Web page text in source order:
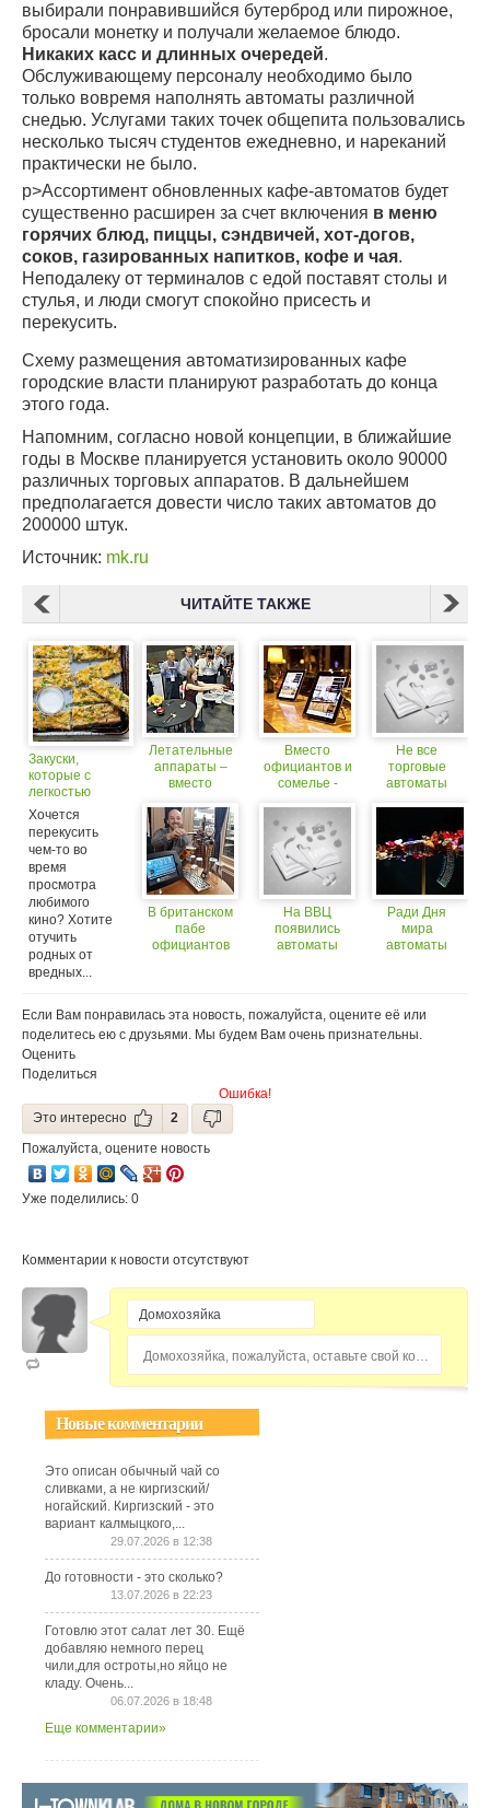
выбирали понравившийся бутерброд или пирожное,
бросали монетку и получали желаемое блюдо.
Никаких касс и длинных очередей.
Обслуживающему персоналу необходимо было
только вовремя наполнять автоматы различной
снедью. Услугами таких точек общепита пользовались
несколько тысяч студентов ежедневно, и нареканий
практически не было.
p>Ассортимент обновленных кафе-автоматов будет
существенно расширен за счет включения в меню
горячих блюд, пиццы, сэндвичей, хот-догов,
соков, газированных напитков, кофе и чая.
Неподалеку от терминалов с едой поставят столы и
стулья, и люди смогут спокойно присесть и
перекусить.
Схему размещения автоматизированных кафе
городские власти планируют разработать до конца
этого года.
Напомним, согласно новой концепции, в ближайшие
годы в Москве планируется установить около 90000
различных торговых аппаратов. В дальнейшем
предполагается довести число таких автоматов до
200000 штук.
Источник: mk.ru
ЧИТАЙТЕ ТАКЖЕ
Закуски,
которые с
легкостью
заменят чипсы
Хочется
перекусить
чем-то во
время
просмотра
любимого
кино? Хотите
отучить
родных от
вредных...
Летательные
аппараты –
вместо
В британском
пабе
официантов
Вместо
официантов и
сомелье -
На ВВЦ
появились
автоматы
Не все
торговые
автоматы
Ради Дня
мира
автоматы
Если Вам понравилась эта новость, пожалуйста, оцените её или
поделитесь ею с друзьями. Мы будем Вам очень признательны.
Оценить
Поделиться
Ошибка!
Это интересно
2
Пожалуйста, оцените новость
Уже поделились: 0
Комментарии к новости отсутствуют
Домохозяйка, пожалуйста, оставьте свой комментарий...
Новые комментарии
Это описан обычный чай со
сливками, а не киргизский/
ногайский. Киргизский - это
вариант калмыцкого,...
29.07.2026 в 12:38
До готовности - это сколько?
13.07.2026 в 22:23
Готовлю этот салат лет 30. Ещё
добавляю немного перец
чили,для остроты,но яйцо не
кладу. Очень...
06.07.2026 в 18:48
Еще комментарии»